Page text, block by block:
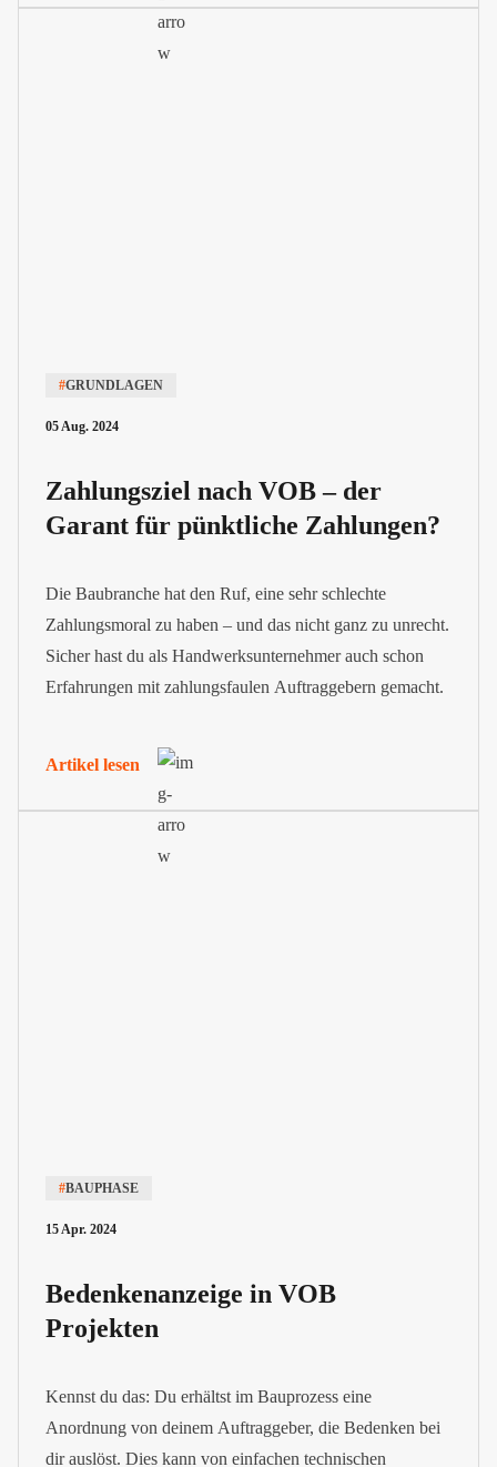
#GRUNDLAGEN
05 Aug. 2024
Zahlungsziel nach VOB – der
Garant für pünktliche Zahlungen?
Die Baubranche hat den Ruf, eine sehr schlechte
Zahlungsmoral zu haben – und das nicht ganz zu unrecht.
Sicher hast du als Handwerksunternehmer auch schon
Erfahrungen mit zahlungsfaulen Auftraggebern gemacht.
Artikel lesen
#BAUPHASE
15 Apr. 2024
Bedenkenanzeige in VOB
Projekten
Kennst du das: Du erhältst im Bauprozess eine
Anordnung von deinem Auftraggeber, die Bedenken bei
dir auslöst. Dies kann von einfachen technischen